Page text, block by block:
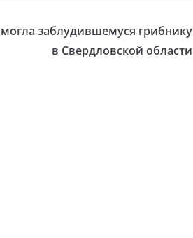
заблудившемуся грибнику
в Свердловской области